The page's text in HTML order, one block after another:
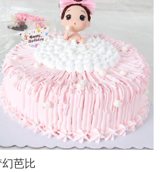
幻芭比